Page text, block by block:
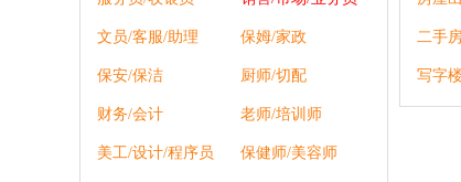
文员/客服/助理 保姆/家政
保安/保洁 厨师/切配
财务/会计 老师/培训师
美工/设计/程序员 保健师/美容师
二手
写字